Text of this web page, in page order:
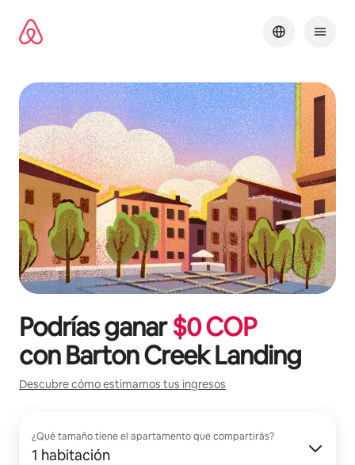
contenido
Podrías ganar$0COP
conBarton Creek Landing
Descubre cómo estimamos tus ingresos
¿Qué tamaño tiene el apartamento que compartirás?
1 habitación